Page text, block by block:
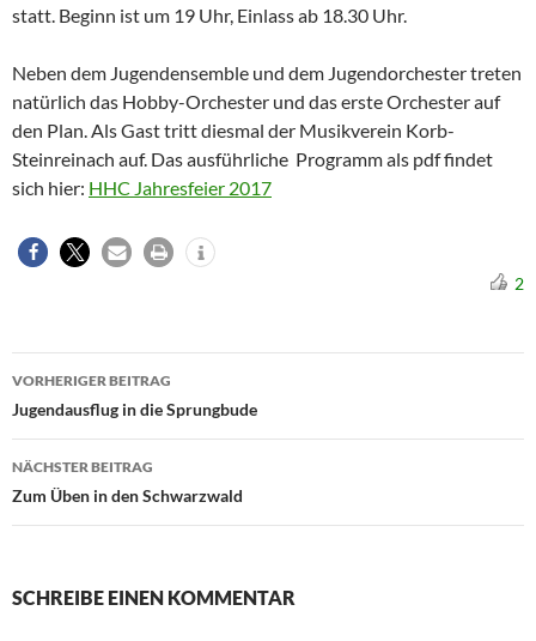
statt. Beginn ist um 19 Uhr, Einlass ab 18.30 Uhr.
Neben dem Jugendensemble und dem Jugendorchester treten
natürlich das Hobby-Orchester und das erste Orchester auf
den Plan. Als Gast tritt diesmal der Musikverein Korb-
Steinreinach auf. Das ausführliche Programm als pdf findet
sich hier: HHC Jahresfeier 2017
2
Beitragsnavigation
VORHERIGER BEITRAG
Jugendausflug in die Sprungbude
NÄCHSTER BEITRAG
Zum Üben in den Schwarzwald
SCHREIBE EINEN KOMMENTAR